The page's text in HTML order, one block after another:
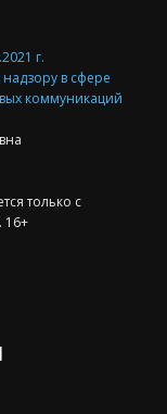
г.
в сфере
коммуникаций
только с
16+